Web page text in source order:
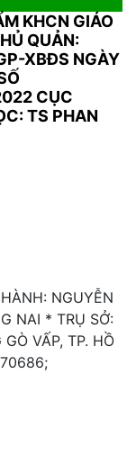
KHCN GIÁO
QUẢN:
XBĐS NGÀY
CỤC
TS PHAN
NGUYỄN
NAI * TRỤ SỞ:
VẤP, TP. HỒ